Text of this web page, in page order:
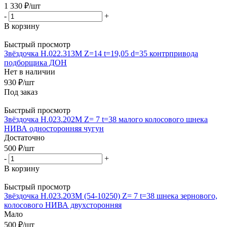
1 330 ₽/шт
-
+
В корзину
Быстрый просмотр
Звёздочка Н.022.313М Z=14 t=19,05 d=35 контрпривода
подборщика ДОН
Нет в наличии
930 ₽/шт
Под заказ
Быстрый просмотр
Звёздочка Н.023.202М Z= 7 t=38 малого колосового шнека
НИВА односторонняя чугун
Достаточно
500 ₽/шт
-
+
В корзину
Быстрый просмотр
Звёздочка Н.023.203М (54-10250) Z= 7 t=38 шнека зернового,
колосового НИВА двухсторонняя
Мало
500 ₽/шт